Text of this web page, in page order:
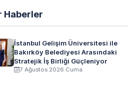
Haberler
İstanbul Gelişim Üniversitesi ile
Bakırköy Belediyesi Arasındaki
Stratejik İş Birliği Güçleniyor
7 Ağustos 2026 Cuma